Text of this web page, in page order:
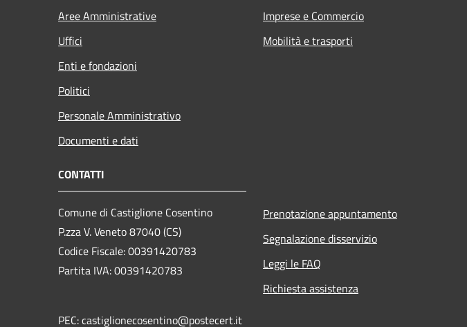
Aree Amministrative
Uffici
Enti e fondazioni
Politici
Personale Amministrativo
Documenti e dati
Imprese e Commercio
Mobilità e trasporti
CONTATTI
Comune di Castiglione Cosentino
P.zza V. Veneto 87040 (CS)
Codice Fiscale: 00391420783
Partita IVA: 00391420783
PEC: castiglionecosentino@postecert.it
Prenotazione appuntamento
Segnalazione disservizio
Leggi le FAQ
Richiesta assistenza